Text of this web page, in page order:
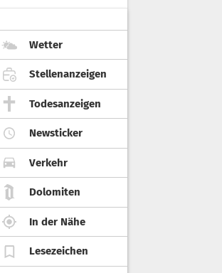
Wetter
Stellenanzeigen
Todesanzeigen
Newsticker
Verkehr
Dolomiten
In der Nähe
Lesezeichen